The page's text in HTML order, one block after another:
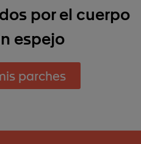
por el cuerpo
espejo
parches